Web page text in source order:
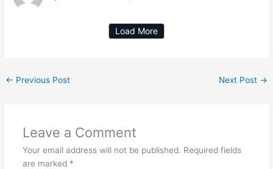
Load More
← Previous Post Next Post →
Leave a Comment
Your email address will not be published. Required fields
are marked *